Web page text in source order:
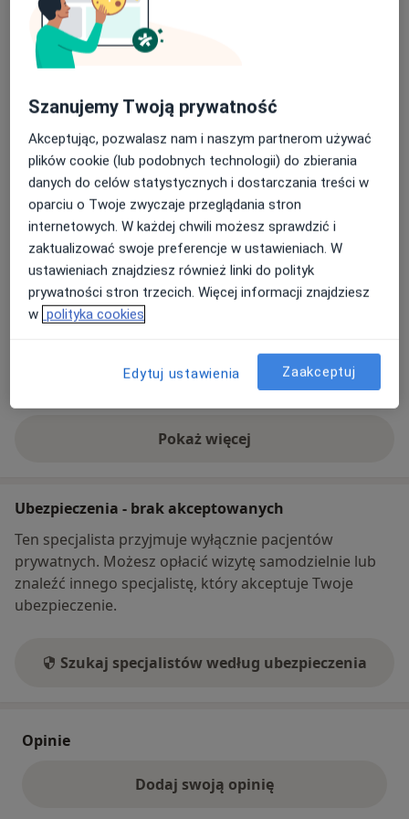
Gabinet Psychiatryczny dr n.med.Marek
Kobus
Sienkiewicza 10 (Pruszcz Gdański),
otwiera się w nowej karcie
Dostępność
Pokaż kalendarz
Metody płatności (wizyty prywatne)
Gotówka
Blik
Karta płatnicza
Pokaż więcej
o adresie
Ubezpieczenia - brak akceptowanych
Ten specjalista przyjmuje wyłącznie pacjentów
prywatnych. Możesz opłacić wizytę samodzielnie lub
znaleźć innego specjalistę, który akceptuje Twoje
ubezpieczenie.
Szukaj specjalistów według ubezpieczenia
Opinie
Dodaj swoją opinię
Szanujemy Twoją prywatność
Akceptując, pozwalasz nam i naszym partnerom używać
plików cookie (lub podobnych technologii) do zbierania
danych do celów statystycznych i dostarczania treści w
oparciu o Twoje zwyczaje przeglądania stron
internetowych. W każdej chwili możesz sprawdzić i
zaktualizować swoje preferencje w ustawieniach. W
ustawieniach znajdziesz również linki do polityk
prywatności stron trzecich. Więcej informacji znajdziesz
w polityka cookies
Edytuj ustawienia Zaakceptuj